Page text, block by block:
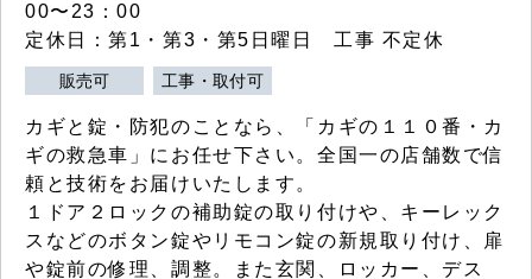
00〜23：00
定休日：第1・第3・第5日曜日 工事 不定休
販売可 工事・取付可
カギと錠・防犯のことなら、「カギの１１０番・カ
ギの救急車」にお任せ下さい。全国一の店舗数で信
頼と技術をお届けいたします。
１ドア２ロックの補助錠の取り付けや、キーレック
スなどのボタン錠やリモコン錠の新規取り付け、扉
や錠前の修理、調整。また玄関、ロッカー、デス